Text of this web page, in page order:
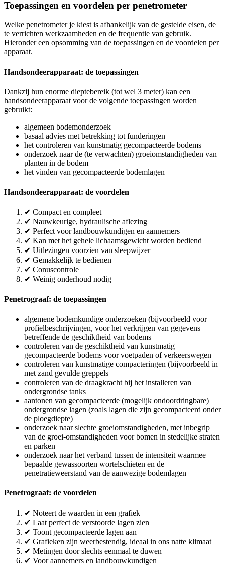
Toepassingen en voordelen per penetrometer
Welke penetrometer je kiest is afhankelijk van de gestelde eisen, de
te verrichten werkzaamheden en de frequentie van gebruik.
Hieronder een opsomming van de toepassingen en de voordelen per
apparaat.
Handsondeerapparaat: de toepassingen
Dankzij hun enorme dieptebereik (tot wel 3 meter) kan een
handsondeerapparaat voor de volgende toepassingen worden
gebruikt:
algemeen bodemonderzoek
basaal advies met betrekking tot funderingen
het controleren van kunstmatig gecompacteerde bodems
onderzoek naar de (te verwachten) groeiomstandigheden van
planten in de bodem
het vinden van gecompacteerde bodemlagen
Handsondeerapparaat: de voordelen
✔ Compact en compleet
✔ Nauwkeurige, hydraulische aflezing
✔ Perfect voor landbouwkundigen en aannemers
✔ Kan met het gehele lichaamsgewicht worden bediend
✔ Uitlezingen voorzien van sleepwijzer
✔ Gemakkelijk te bedienen
✔ Conuscontrole
✔ Weinig onderhoud nodig
Penetrograaf: de toepassingen
algemene bodemkundige onderzoeken (bijvoorbeeld voor
profielbeschrijvingen, voor het verkrijgen van gegevens
betreffende de geschiktheid van bodems
controleren van de geschiktheid van kunstmatig
gecompacteerde bodems voor voetpaden of verkeerswegen
controleren van kunstmatige compacteringen (bijvoorbeeld in
met zand gevulde greppels
controleren van de draagkracht bij het installeren van
ondergrondse tanks
aantonen van gecompacteerde (mogelijk ondoordringbare)
ondergrondse lagen (zoals lagen die zijn gecompacteerd onder
de ploegdiepte)
onderzoek naar slechte groeiomstandigheden, met inbegrip
van de groei-omstandigheden voor bomen in stedelijke straten
en parken
onderzoek naar het verband tussen de intensiteit waarmee
bepaalde gewassoorten wortelschieten en de
penetratieweerstand van de aanwezige bodemlagen
Penetrograaf: de voordelen
✔ Noteert de waarden in een grafiek
✔ Laat perfect de verstoorde lagen zien
✔ Toont gecompacteerde lagen aan
✔ Grafieken zijn weerbestendig, ideaal in ons natte klimaat
✔ Metingen door slechts eenmaal te duwen
✔ Voor aannemers en landbouwkundigen